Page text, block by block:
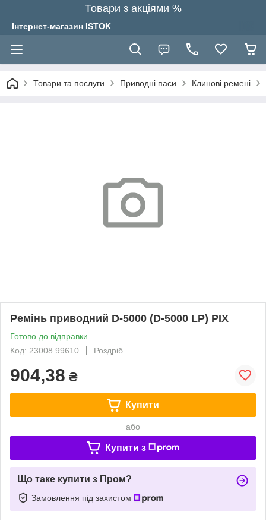
Товари з акціями %
Інтернет-магазин ISTOK
Товари та послуги Приводні паси Клинові ремені
Ремінь приводний D-5000 (D-5000 LP) PIX
Готово до відправки
Код: 23008.99610
Роздріб
904,38 ₴
Купити
або
Купити з
Що таке купити з Пром?
Замовлення під захистом